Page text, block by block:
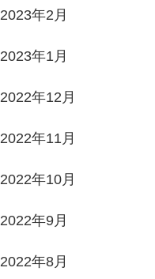
2023年2月
2023年1月
2022年12月
2022年11月
2022年10月
2022年9月
2022年8月